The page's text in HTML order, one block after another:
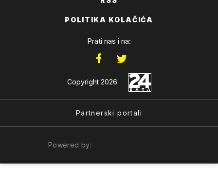
POLITIKA KOLAČIĆA
Prati nas i na:
Copyright 2026.
Partnerski portali
Powered by: